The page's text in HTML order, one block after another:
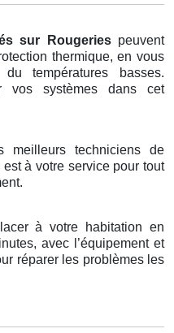
sur Rougeries peuvent
thermique, en vous
températures basses.
vos systèmes dans cet
meilleurs techniciens de
est à votre service pour tout
à votre habitation en
avec l’équipement et
réparer les problèmes les